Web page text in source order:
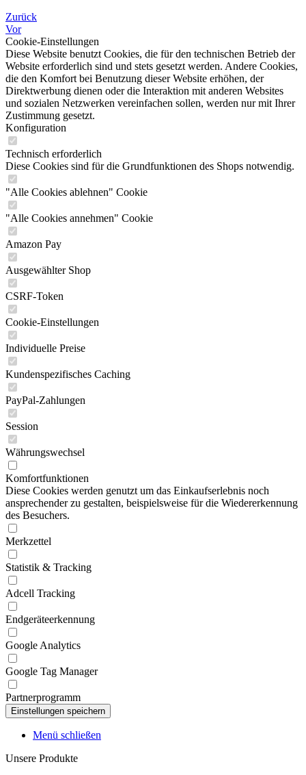
Zurück
Vor
Cookie-Einstellungen
Diese Website benutzt Cookies, die für den technischen Betrieb der
Website erforderlich sind und stets gesetzt werden. Andere Cookies,
die den Komfort bei Benutzung dieser Website erhöhen, der
Direktwerbung dienen oder die Interaktion mit anderen Websites
und sozialen Netzwerken vereinfachen sollen, werden nur mit Ihrer
Zustimmung gesetzt.
Konfiguration
Technisch erforderlich
Diese Cookies sind für die Grundfunktionen des Shops notwendig.
"Alle Cookies ablehnen" Cookie
"Alle Cookies annehmen" Cookie
Amazon Pay
Ausgewählter Shop
CSRF-Token
Cookie-Einstellungen
Individuelle Preise
Kundenspezifisches Caching
PayPal-Zahlungen
Session
Währungswechsel
Komfortfunktionen
Diese Cookies werden genutzt um das Einkaufserlebnis noch
ansprechender zu gestalten, beispielsweise für die Wiedererkennung
des Besuchers.
Merkzettel
Statistik & Tracking
Adcell Tracking
Endgeräteerkennung
Google Analytics
Google Tag Manager
Partnerprogramm
Menü schließen
Unsere Produkte